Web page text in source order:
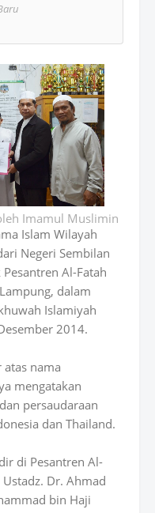
Imamul Muslimin
Islam Wilayah
Negeri Sembilan
Al-Fatah
dalam
Islamiyah
2014.
nama
mengatakan
persaudaraan
dan Thailand.
di Pesantren Al-
Dr. Ahmad
bin Haji